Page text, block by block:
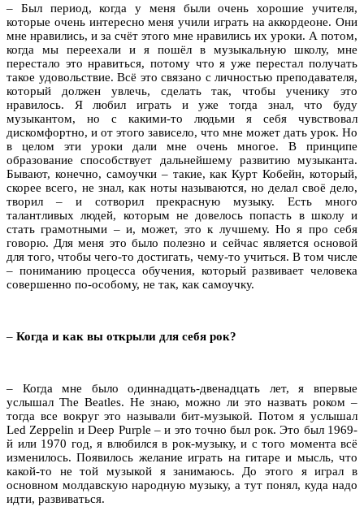
– Был период, когда у меня были очень хорошие учителя,
которые очень интересно меня учили играть на аккордеоне. Они
мне нравились, и за счёт этого мне нравились их уроки. А потом,
когда мы переехали и я пошёл в музыкальную школу, мне
перестало это нравиться, потому что я уже перестал получать
такое удовольствие. Всё это связано с личностью преподавателя,
который должен увлечь, сделать так, чтобы ученику это
нравилось. Я любил играть и уже тогда знал, что буду
музыкантом, но с какими-то людьми я себя чувствовал
дискомфортно, и от этого зависело, что мне может дать урок. Но
в целом эти уроки дали мне очень многое. В принципе
образование способствует дальнейшему развитию музыканта.
Бывают, конечно, самоучки – такие, как Курт Кобейн, который,
скорее всего, не знал, как ноты называются, но делал своё дело,
творил – и сотворил прекрасную музыку. Есть много
талантливых людей, которым не довелось попасть в школу и
стать грамотными – и, может, это к лучшему. Но я про себя
говорю. Для меня это было полезно и сейчас является основой
для того, чтобы чего-то достигать, чему-то учиться. В том числе
– пониманию процесса обучения, который развивает человека
совершенно по-особому, не так, как самоучку.
– Когда и как вы открыли для себя рок?
– Когда мне было одиннадцать-двенадцать лет, я впервые
услышал The Beatles. Не знаю, можно ли это назвать роком –
тогда все вокруг это называли бит-музыкой. Потом я услышал
Led Zeppelin и Deep Purple – и это точно был рок. Это был 1969-
й или 1970 год, я влюбился в рок-музыку, и с того момента всё
изменилось. Появилось желание играть на гитаре и мысль, что
какой-то не той музыкой я занимаюсь. До этого я играл в
основном молдавскую народную музыку, а тут понял, куда надо
идти, развиваться.